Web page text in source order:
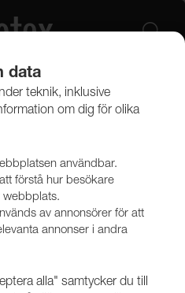
Alla möbeltyger
data
teknik, inklusive
om dig för olika
användbar.
förstå hur besökare
webbplats.
av annonsörer för att
annonser i andra
alla" samtycker du till